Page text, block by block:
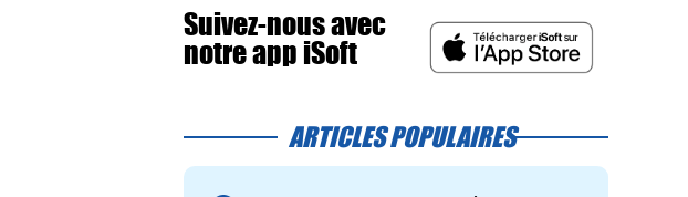
Suivez-nous avec
notre app iSoft
ARTICLES POPULAIRES